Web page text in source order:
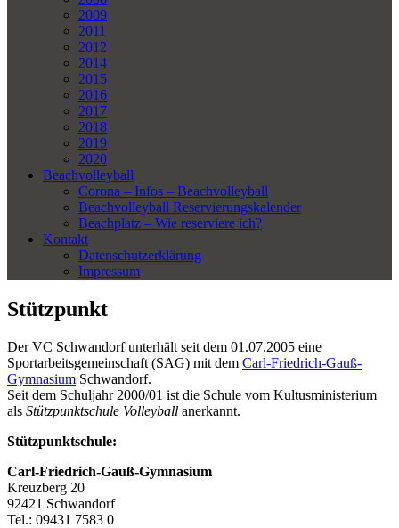
2009
2011
2012
2014
2015
2016
2017
2018
2019
2020
Beachvolleyball
Corona – Infos – Beachvolleyball
Beachvolleyball Reservierungskalender
Beachplatz – Wie reserviere ich?
Kontakt
Datenschutzerklärung
Impressum
Stützpunkt
Der VC Schwandorf unterhält seit dem 01.07.2005 eine
Sportarbeitsgemeinschaft (SAG) mit dem Carl-Friedrich-Gauß-
Gymnasium Schwandorf.
Seit dem Schuljahr 2000/01 ist die Schule vom Kultusministerium
als Stützpunktschule Volleyball anerkannt.
Stützpunktschule:
Carl-Friedrich-Gauß-Gymnasium
Kreuzberg 20
92421 Schwandorf
Tel.: 09431 7583 0